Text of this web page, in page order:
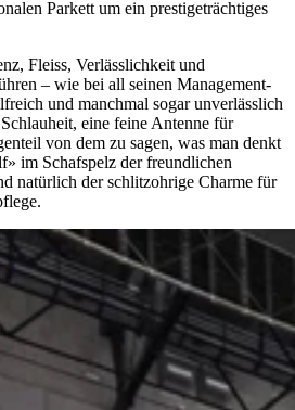
Parkett um ein prestigeträchtiges
Fleiss, Verlässlichkeit und
– wie bei all seinen Management-
und manchmal sogar unverlässlich
eine feine Antenne für
von dem zu sagen, was man denkt
im Schafspelz der freundlichen
natürlich der schlitzohrige Charme für